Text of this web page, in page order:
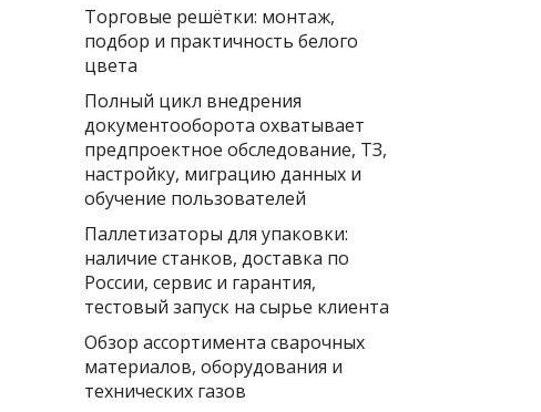
Торговые решётки: монтаж,
подбор и практичность белого
цвета
Полный цикл внедрения
документооборота охватывает
предпроектное обследование, ТЗ,
настройку, миграцию данных и
обучение пользователей
Паллетизаторы для упаковки:
наличие станков, доставка по
России, сервис и гарантия,
тестовый запуск на сырье клиента
Обзор ассортимента сварочных
материалов, оборудования и
технических газов